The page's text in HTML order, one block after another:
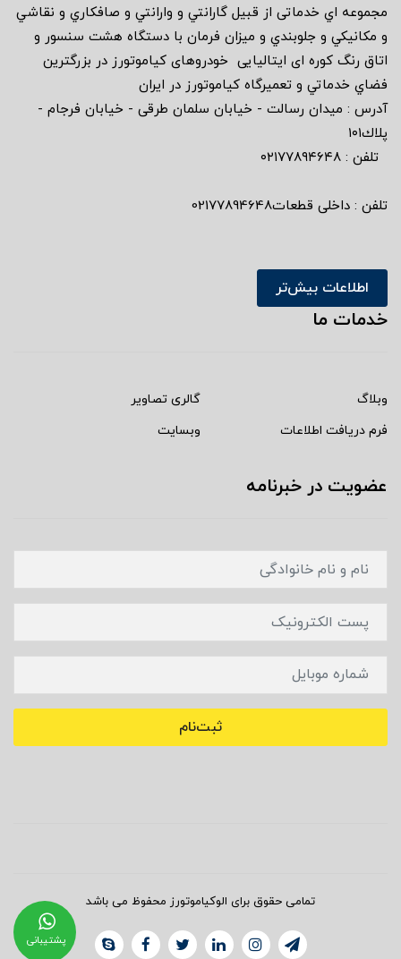
پشتیبانی
مجموعه اي خدماتى از قبيل گارانتي و وارانتي و صافكاري و نقاشي
و مكانيكي و جلوبندي و ميزان فرمان با دستگاه هشت سنسور و
اتاق رنگ كوره اى ايتاليايى خودروهاى كياموتورز در بزرگترين
فضاي خدماتي و تعميرگاه كياموتورز در ايران
آدرس : ميدان رسالت - خيابان سلمان طرقى - خيابان فرجام -
پلاك١٠١
تلفن : ٠٢١٧٧٨٩٤٦٤٨
تلفن : داخلی قطعات02177894648
اطلاعات بیش‌تر
خدمات ما
وبلاگ
گالری تصاویر
فرم دریافت اطلاعات
وبسایت
عضویت در خبرنامه
ثبت‌نام
تمامی حقوق برای الوکیاموتورز محفوظ می باشد